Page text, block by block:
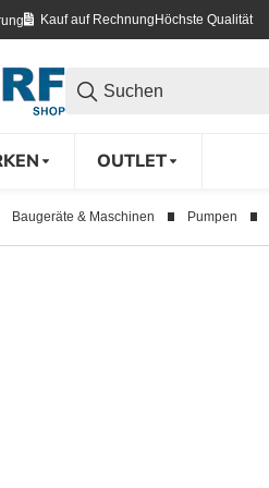
Kauf auf Rechnung Höchste Qualität
OUTLET
Baugeräte & Maschinen Pumpen